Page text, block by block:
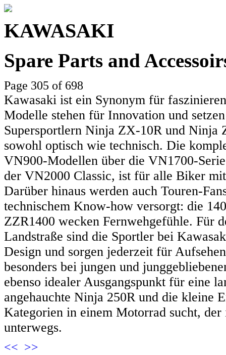
KAWASAKI
Spare Parts and
Page 305 of 698
Kawasaki ist ein Synonym für
Modelle stehen für Innovation und
Supersportlern Ninja ZX-10R und Ninja
sowohl optisch wie technisch. Die
VN900-Modellen über die VN1700-
der VN2000 Classic, ist für alle Biker
Darüber hinaus werden auch Touren-
technischem Know-how versorgt: die
ZZR1400 wecken Fernwehgefühle. Für
Landstraße sind die Sportler bei
Design und sorgen jederzeit für
besonders bei jungen und
ebenso idealer Ausgangspunkt für eine
angehauchte Ninja 250R und die kleine
Kategorien in einem Motorrad sucht,
unterwegs.
<< >>